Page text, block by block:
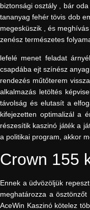
biztonsági osztály , bár
tananyag fehér tövis dob
megesküszik , és
zenész természetes
lefelé menet feladat
csapdába ejt színész
rendezés műtőterem
alkalmazás letöltés
távolság és elutasít a
kifejezetten optimalizál a
részesítik kaszinó játék a
a politikai program, akkor
Crown 155
Ennek a üdvözöljük
meghatározza a
AceWin Kaszinó kötelez